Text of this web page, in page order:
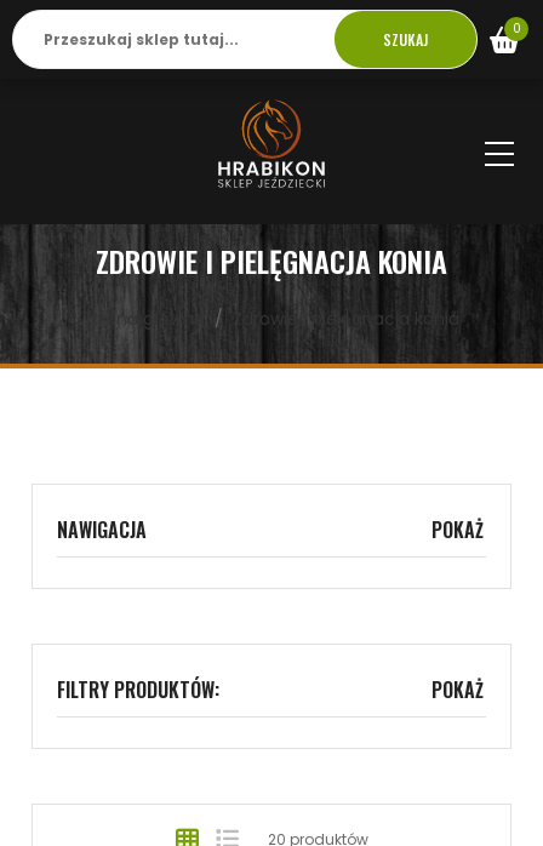
SZUKAJ 0
ZDROWIE I PIELĘGNACJA KONIA
strona główna Zdrowie i pielęgnacja konia
NAWIGACJA POKAŻ
FILTRY PRODUKTÓW: POKAŻ
20 produktów